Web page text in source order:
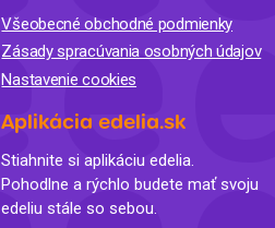
Všeobecné obchodné podmienky
Zásady spracúvania osobných údajov
Nastavenie cookies
Aplikácia edelia.sk
Stiahnite si aplikáciu edelia.
Pohodlne a rýchlo budete mať svoju
edeliu stále so sebou.